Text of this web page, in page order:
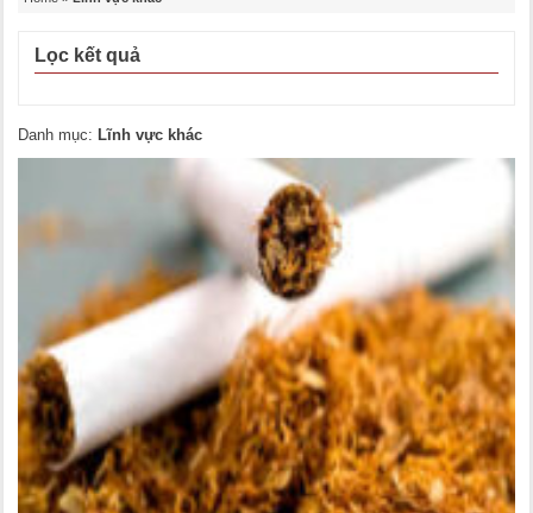
Lọc kết quả
Danh mục: Lĩnh vực khác